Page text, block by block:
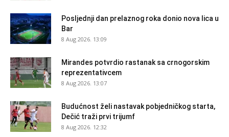
Posljednji dan prelaznog roka donio nova lica u
Bar
8 Aug 2026. 13:09
Mirandes potvrdio rastanak sa crnogorskim
reprezentativcem
8 Aug 2026. 13:07
Budućnost želi nastavak pobjedničkog starta,
Dečić traži prvi trijumf
8 Aug 2026. 12:32